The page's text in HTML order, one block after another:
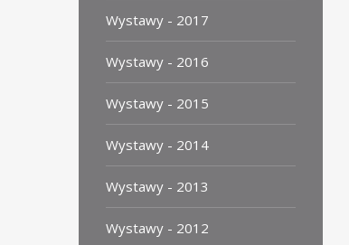
Wystawy - 2017
Wystawy - 2016
Wystawy - 2015
Wystawy - 2014
Wystawy - 2013
Wystawy - 2012